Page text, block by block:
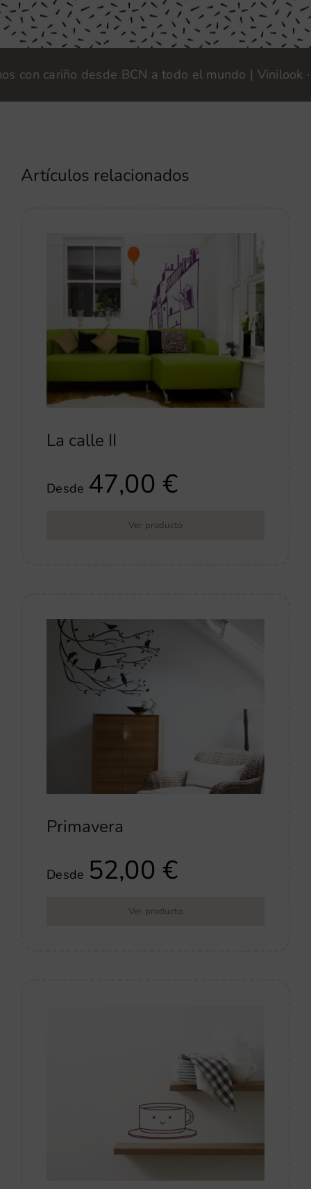
desde BCN a todo el mundo | Vinilook ·
Artículos relacionados
La calle II
Desde 47,00€
Ver producto
Primavera
Desde 52,00€
Ver producto